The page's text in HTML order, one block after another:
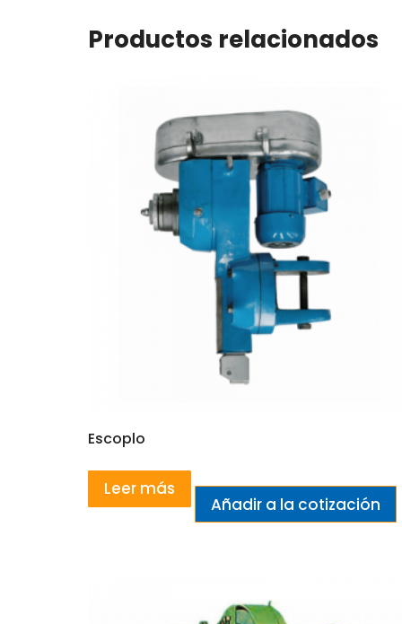
Productos relacionados
Escoplo
Leer más
Añadir a la cotización